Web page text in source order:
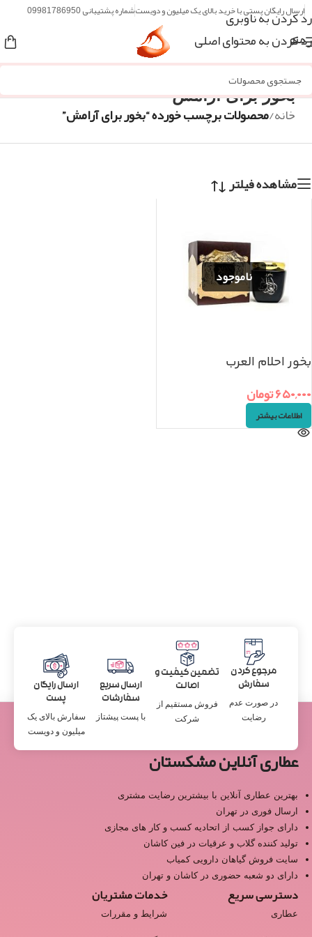
رد کردن به ناوبری
رد کردن به محتوای اصلی
ارسال رایگان پستی با خرید بالای یک میلیون و دویستشماره پشتیبانی 09981786950
منو
بخور برای آرامش
خانه/محصولات برچسب خورده “بخور برای آرامش”
مشاهده فیلتر
بخور احلام العرب
۶۵۰,۰۰۰تومان
اطلاعات بیشتر
مرجوع کردن
سفارش
در صورت عدم
رضایت
تضمین کیفیت و
اصالت
فروش مستقیم از
شرکت
ارسال سریع
سفارشات
با پست پیشتاز
ارسال رایگان
پست
سفارش بالای یک
میلیون و دویست
عطاری آنلاین مشکستان
بهترین عطاری آنلاین با بیشترین رضایت مشتری
ارسال فوری در تهران
دارای جواز کسب از اتحادیه کسب و کار های مجازی
تولید کننده گلاب و عرقیات در فین کاشان
سایت فروش گیاهان دارویی کمیاب
دارای دو شعبه حضوری در کاشان و تهران
دسترسی سریع
عطاری
خدمات مشتریان
شرایط و مقررات